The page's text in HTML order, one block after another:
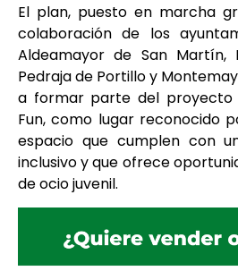
El plan, puesto en marcha
colaboración de los
Aldeamayor de San Martín,
Pedraja de Portillo y
a formar parte del proyecto
Fun, como lugar reconocido
espacio que cumplen con
inclusivo y que ofrece
de ocio juvenil.